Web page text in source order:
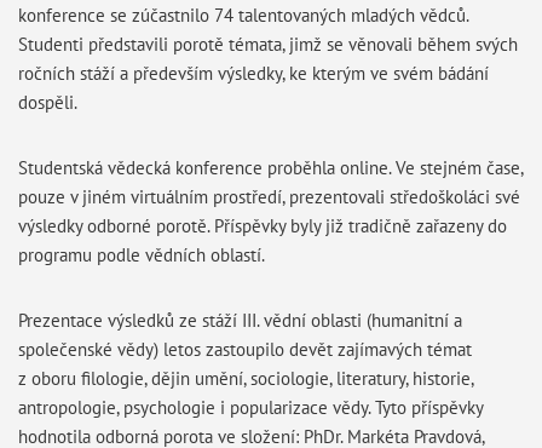
konference se zúčastnilo 74 talentovaných mladých vědců.
Studenti představili porotě témata, jimž se věnovali během svých
ročních stáží a především výsledky, ke kterým ve svém bádání
dospěli.
Studentská vědecká konference proběhla online. Ve stejném čase,
pouze v jiném virtuálním prostředí, prezentovali středoškoláci své
výsledky odborné porotě. Příspěvky byly již tradičně zařazeny do
programu podle vědních oblastí.
Prezentace výsledků ze stáží III. vědní oblasti (humanitní a
společenské vědy) letos zastoupilo devět zajímavých témat
z oboru filologie, dějin umění, sociologie, literatury, historie,
antropologie, psychologie i popularizace vědy. Tyto příspěvky
hodnotila odborná porota ve složení: PhDr. Markéta Pravdová,